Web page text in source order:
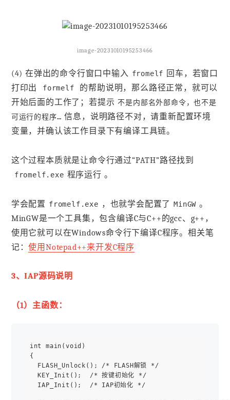
image-20231010195253466
(4) 在弹出的命令行窗口中输入 fromelf
回车，若窗口
打印出
formelf
的帮助说明，那么路径正常，就可以
开始后面的工作了；若提示 不是内部名外部命令，也不是
可运行的程序… 信息，说明路径不对，请重新配置环境
变量，并确认该工作目录下有编译工具链。
这个过程本质就是让命令行通过“PATH”路径找到
fromelf.exe 程序运行 。
学会配置 fromelf.exe ，也就学会配置了 MinGW 。
MinGW是一个工具集，包含编译C与C++的gcc、g++，
使用它就可以在Windows命令行下编译C程序。相关笔
记：使用Notepad++来开发C程序
3、IAP源码说明
（1）主函数：
int main(void)
{
FLASH_Unlock(); /* FLASH解锁 */
KEY_Init();  /* 按键初始化 */
IAP_Init();  /* IAP初始化 */